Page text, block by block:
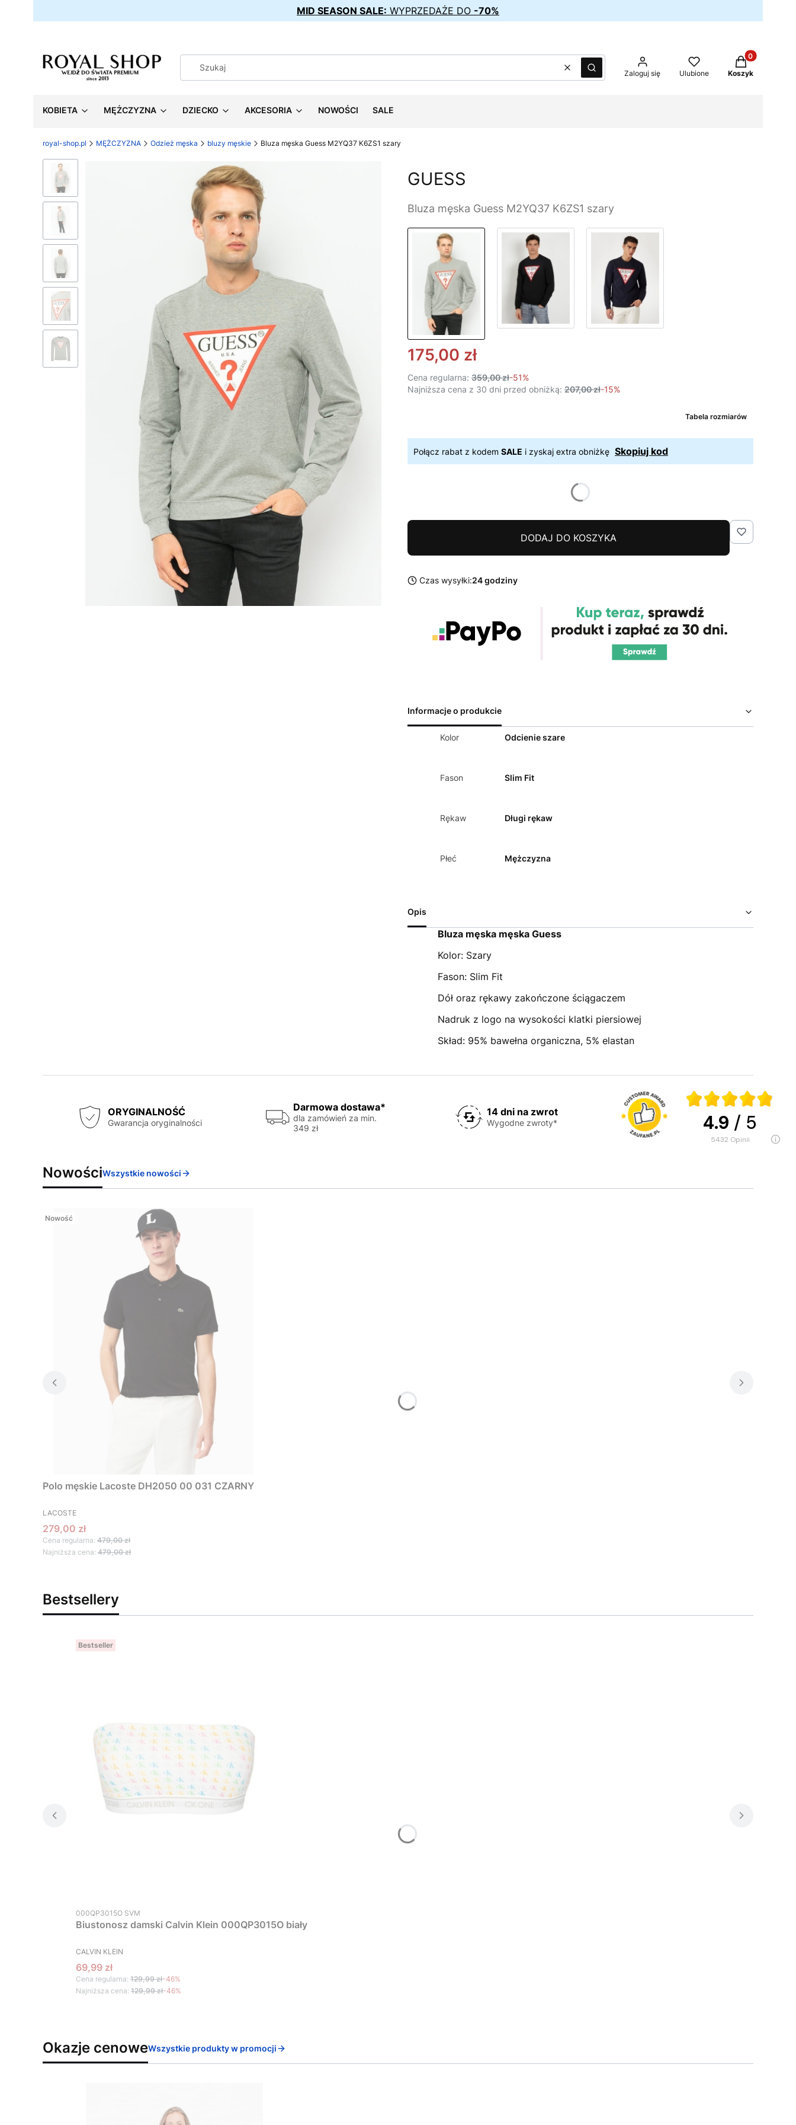
MID SEASON SALE: WYPRZEDAŻE DO -70%
WyczyśćSzukaj Zaloguj się Ulubione
Produkty w
Koszyk
KOBIETA MĘŻCZYZNA DZIECKO AKCESORIA NOWOŚCI SALE
royal-shop.pl MĘŻCZYZNA Odzież męska bluzy męskie Bluza męska Guess M2YQ37 K6ZS1 szary
GUESS
Bluza męska Guess M2YQ37 K6ZS1 szary
175,00 zł
Cena regularna: 359,00 zł-51%
Najniższa cena z 30 dni przed obniżką: 207,00 zł-15%
Tabela rozmiarów
Połącz rabat z kodem SALE i zyskaj extra obniżkę Skopiuj kod
DODAJ DO KOSZYKA
Czas wysyłki:24 godziny
Informacje o produkcie
Kolor Odcienie szare
Fason Slim Fit
Rękaw Długi rękaw
Płeć Mężczyzna
Opis
Bluza męska męska Guess
Kolor: Szary
Fason: Slim Fit
Dół oraz rękawy zakończone ściągaczem
Nadruk z logo na wysokości klatki piersiowej
Skład: 95% bawełna organiczna, 5% elastan
ORYGINALNOŚĆ
Gwarancja oryginalności
Darmowa dostawa*
dla zamówień za min.
349 zł
14 dni na zwrot
Wygodne zwroty* 4.9 / 5
5432 opinii
NowościWszystkie nowości
Nowość
Polo męskie Lacoste DH2050 00 031 CZARNY
PRODUCENT
LACOSTE
Cena promocyjna
279,00 zł
Cena regularna: 479,00 zł
Najniższa cena: 479,00 zł
Bestsellery
Bestseller
Kod produktu
000QP3015O SVM
Biustonosz damski Calvin Klein 000QP3015O biały
PRODUCENT
CALVIN KLEIN
Cena promocyjna
69,99 zł
Cena regularna: 129,99 zł-46%
Najniższa cena: 129,99 zł-46%
Okazje cenoweWszystkie produkty w promocji